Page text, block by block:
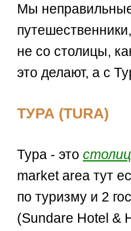
Мы
не со столицы,
это делают, а с
ТУРА (TURA)
Тура - это
market area тут
по туризму и 2
(Sundare Hotel &